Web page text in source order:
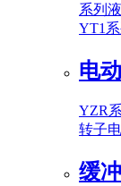
系列
YT1
电
YZR
转子
缓